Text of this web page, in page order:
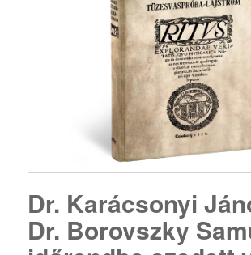
Dr. Karácsonyi
Dr. Borovszky